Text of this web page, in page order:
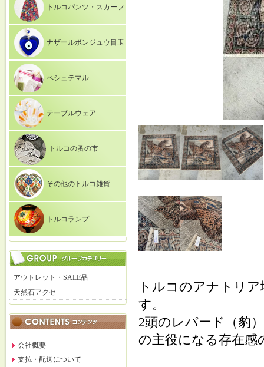
トルコパンツ・スカーフ
ナザールボンジュウ目玉
ペシュテマル
テーブルウェア
トルコの蚤の市
その他のトルコ雑貨
トルコランプ
アウトレット・SALE品
天然石アクセ
会社概要
支払・配送について
トルコのアナトリ
す。
2頭のレパード（豹
の主役になる存在感